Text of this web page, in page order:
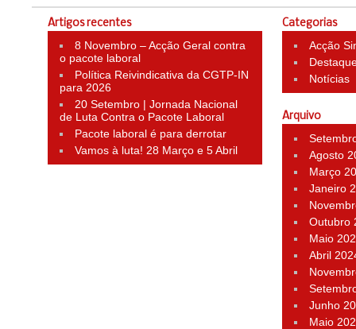
Artigos recentes
8 Novembro – Acção Geral contra
o pacote laboral
Política Reivindicativa da CGTP-IN
para 2026
20 Setembro | Jornada Nacional
de Luta Contra o Pacote Laboral
Pacote laboral é para derrotar
Vamos à luta! 28 Março e 5 Abril
Categorias
Acção
Notícias
Arquivo
Agosto
Março
Janeiro
Outubro
Maio
Abril
Junho
Maio